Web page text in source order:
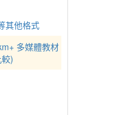
其他格式
多媒體教材
)